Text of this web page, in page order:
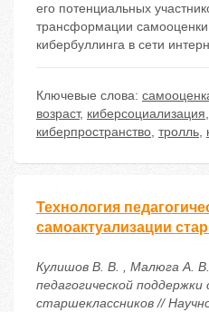
его потенциальных
трансформации
кибeрбуллинга в сети
Ключевые слова:
возраст, кибeрсoциализация,
кибeрпространство, трoлль,
Технология
самоактуализации
Кулишов В. В. , Малюга А. В.
педагогической
старшеклассников //